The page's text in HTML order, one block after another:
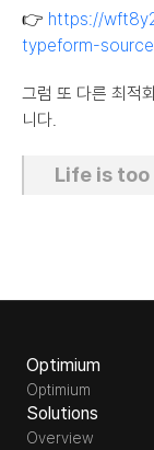
👉 https://
typeform-
그럼 또 다른 최적
니다.
Life is
Optimium
Optimium
Solutions
Overview